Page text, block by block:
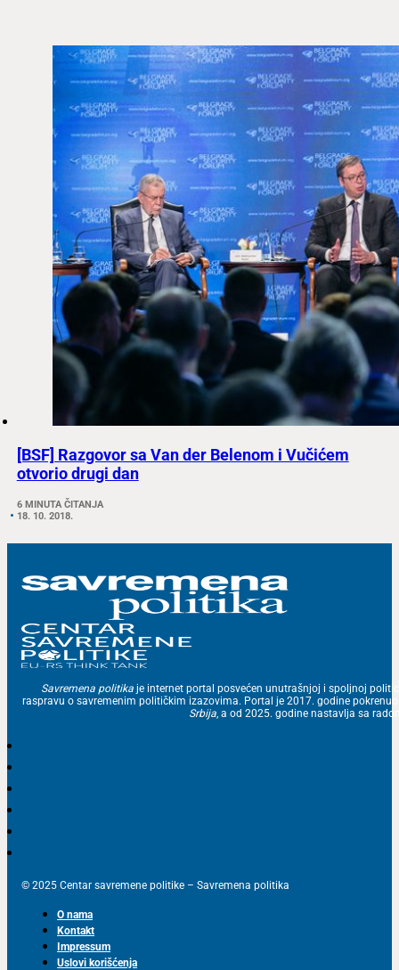
[BSF] Razgovor sa Van der Belenom i Vučićem
otvorio drugi dan
6 MINUTA ČITANJA
18. 10. 2018.
Savremena politika je internet portal posvećen unutrašnjoj i spoljnoj
raspravu o savremenim političkim izazovima. Portal je 2017. godine
Srbija, a od 2025. godine nastavlja sa
© 2025 Centar savremene politike – Savremena politika
O nama
Kontakt
Impressum
Uslovi korišćenja